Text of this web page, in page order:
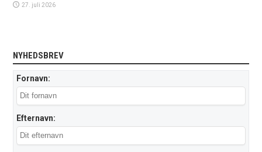
27. juli 2026
NYHEDSBREV
Fornavn:
Efternavn: